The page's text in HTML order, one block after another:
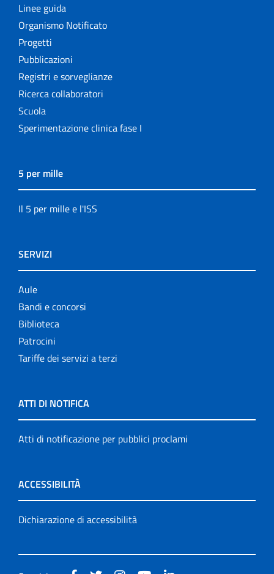
Linee guida
Organismo Notificato
Progetti
Pubblicazioni
Registri e sorveglianze
Ricerca collaboratori
Scuola
Sperimentazione clinica fase I
5 per mille
Il 5 per mille e l'ISS
SERVIZI
Aule
Bandi e concorsi
Biblioteca
Patrocini
Tariffe dei servizi a terzi
ATTI DI NOTIFICA
Atti di notificazione per pubblici proclami
ACCESSIBILITÀ
Dichiarazione di accessibilità